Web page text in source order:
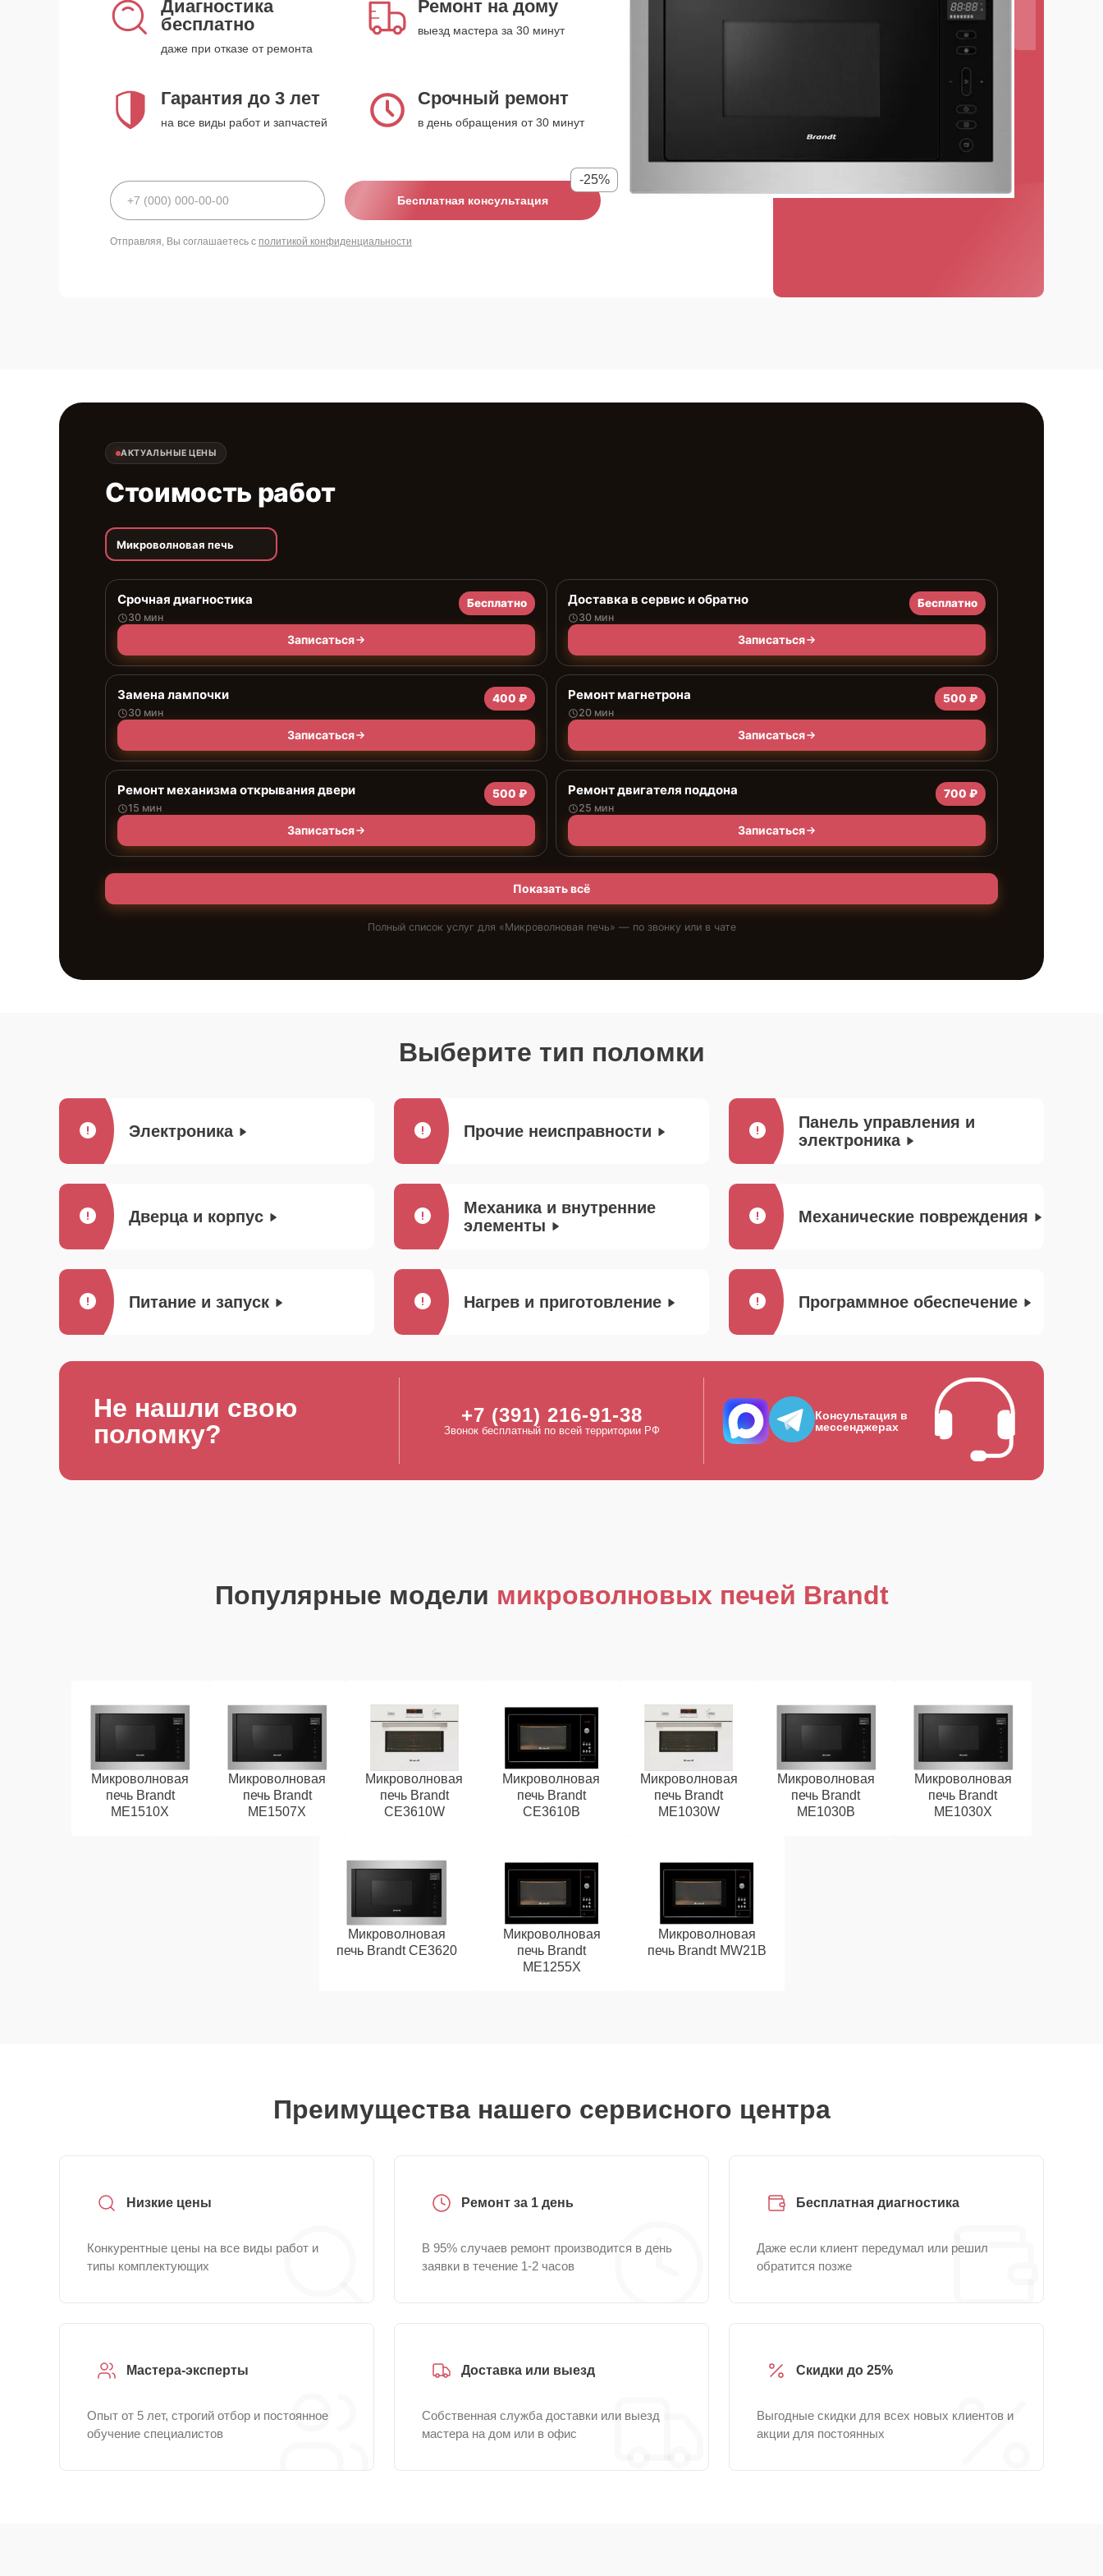
Диагностика
бесплатно
даже при отказе от ремонта
Ремонт на дому
выезд мастера за 30 минут
Гарантия до 3 лет
на все виды работ и запчастей
Срочный ремонт
в день обращения от 30 минут
Бесплатная консультация
-25%
Отправляя, Вы соглашаетесь с политикой конфиденциальности
АКТУАЛЬНЫЕ ЦЕНЫ
Стоимость работ
Микроволновая печь
Срочная диагностика
30 мин
Бесплатно
Записаться
Доставка в сервис и обратно
30 мин
Бесплатно
Записаться
Замена лампочки
30 мин
400 ₽
Записаться
Ремонт магнетрона
20 мин
500 ₽
Записаться
Ремонт механизма открывания двери
15 мин
500 ₽
Записаться
Ремонт двигателя поддона
25 мин
700 ₽
Записаться
Показать всё
Полный список услуг для «Микроволновая печь» — по звонку или в чате
Выберите тип поломки
Электроника Прочие неисправности
Панель управления и
электроника
Дверца и корпус
Механика и внутренние
элементы
Механические повреждения
Питание и запуск Нагрев и приготовление Программное обеспечение
Не нашли свою
поломку?
+7 (391) 216-91-38
Звонок бесплатный по всей территории РФ
Консультация в
мессенджерах
Популярные модели микроволновых печей Brandt
Микроволновая
печь Brandt
ME1510X
Микроволновая
печь Brandt
ME1507X
Микроволновая
печь Brandt
CE3610W
Микроволновая
печь Brandt
CE3610B
Микроволновая
печь Brandt
ME1030W
Микроволновая
печь Brandt
ME1030B
Микроволновая
печь Brandt
ME1030X
Микроволновая
печь Brandt CE3620
Микроволновая
печь Brandt
ME1255X
Микроволновая
печь Brandt MW21B
Преимущества нашего сервисного центра
Низкие цены
Конкурентные цены на все виды работ и
типы комплектующих
Ремонт за 1 день
В 95% случаев ремонт производится в день
заявки в течение 1-2 часов
Бесплатная диагностика
Даже если клиент передумал или решил
обратится позже
Мастера-эксперты
Опыт от 5 лет, строгий отбор и постоянное
обучение специалистов
Доставка или выезд
Собственная служба доставки или выезд
мастера на дом или в офис
Скидки до 25%
Выгодные скидки для всех новых клиентов и
акции для постоянных